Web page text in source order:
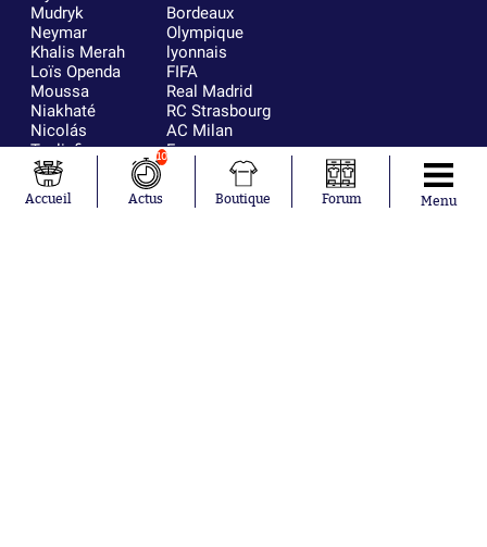
Mudryk
Neymar
Khalis Merah
Loïs Openda
Moussa
Niakhaté
Nicolás
Tagliafico
Pavel Šulc
Josh Maja
Gauthier Hein
Bordeaux
Olympique
lyonnais
FIFA
Real Madrid
RC Strasbourg
AC Milan
France
RC Lens
Accueil
10
Actus Boutique Forum Menu